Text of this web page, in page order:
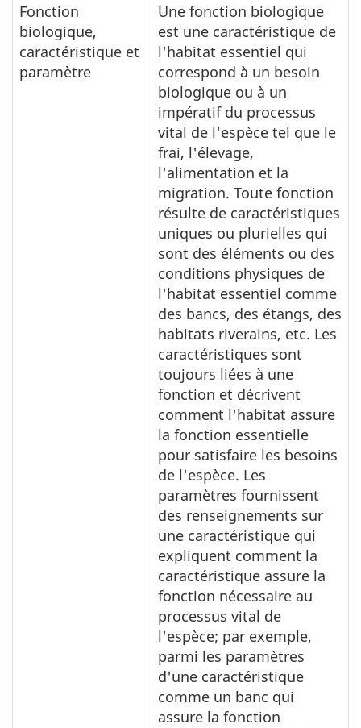
Fonction
biologique,
caractéristique et
paramètre
Une fonction biologique
est une caractéristique de
l'habitat essentiel qui
correspond à un besoin
biologique ou à un
impératif du processus
vital de l'espèce tel que le
frai, l'élevage,
l'alimentation et la
migration. Toute fonction
résulte de caractéristiques
uniques ou plurielles qui
sont des éléments ou des
conditions physiques de
l'habitat essentiel comme
des bancs, des étangs, des
habitats riverains, etc. Les
caractéristiques sont
toujours liées à une
fonction et décrivent
comment l'habitat assure
la fonction essentielle
pour satisfaire les besoins
de l'espèce. Les
paramètres fournissent
des renseignements sur
une caractéristique qui
expliquent comment la
caractéristique assure la
fonction nécessaire au
processus vital de
l'espèce; par exemple,
parmi les paramètres
d'une caractéristique
comme un banc qui
assure la fonction